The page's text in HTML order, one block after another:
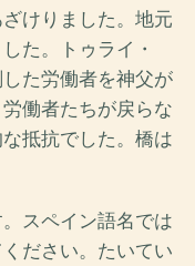
けりました。地元
た。トゥライ・
た労働者を神父が
働者たちが戻らな
抵抗でした。橋は
スペイン語名では
ださい。たいてい